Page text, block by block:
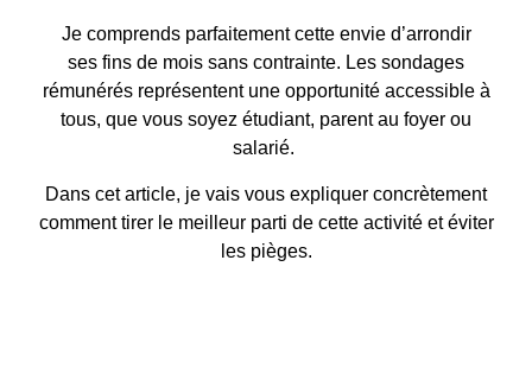
Je comprends parfaitement cette envie d’arrondir
ses fins de mois sans contrainte. Les sondages
rémunérés représentent une opportunité accessible à
tous, que vous soyez étudiant, parent au foyer ou
salarié.
Dans cet article, je vais vous expliquer concrètement
comment tirer le meilleur parti de cette activité et éviter
les pièges.